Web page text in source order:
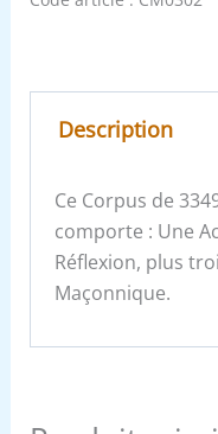
Description
Ce Corpus de
comporte : Une
Réflexion, plus
Maçonnique.